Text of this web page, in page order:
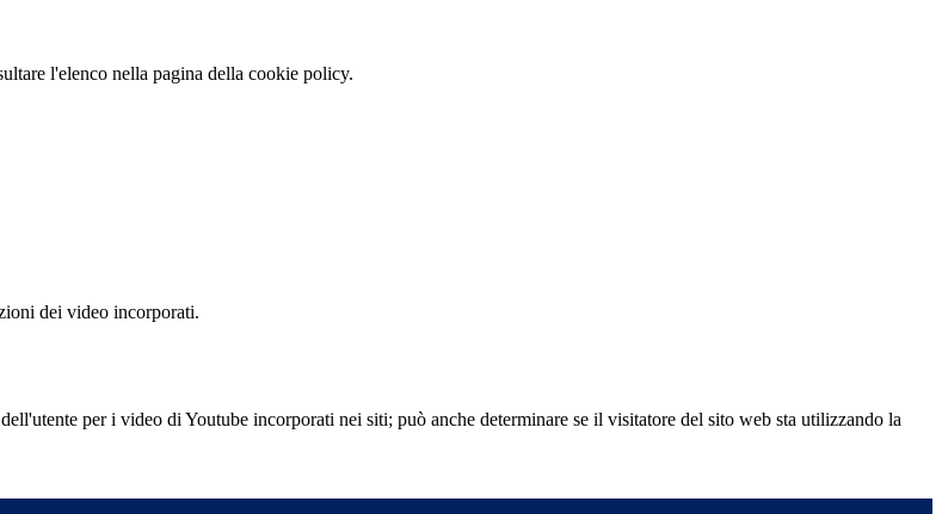
l'elenco nella pagina della cookie policy.
dei video incorporati.
per i video di Youtube incorporati nei siti; può anche determinare se il visitatore del sito web sta utilizzando la